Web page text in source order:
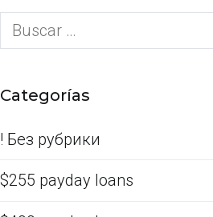
Categorías
! Без рубрики
$255 payday loans